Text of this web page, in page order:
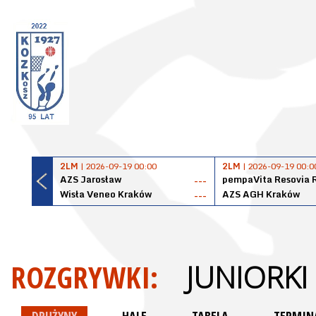
2LM | 2026-09-19 00:00
AZS Jarosław
---
Wisła Veneo Kraków
---
2LM | 2026-09-19
pempaVita Resovia
AZS AGH Kraków
ROZGRYWKI: